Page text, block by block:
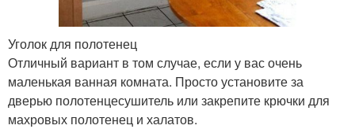
Уголок для полотенец
Отличный вариант в том случае, если у вас очень
маленькая ванная комната. Просто установите за
дверью полотенцесушитель или закрепите крючки для
махровых полотенец и халатов.